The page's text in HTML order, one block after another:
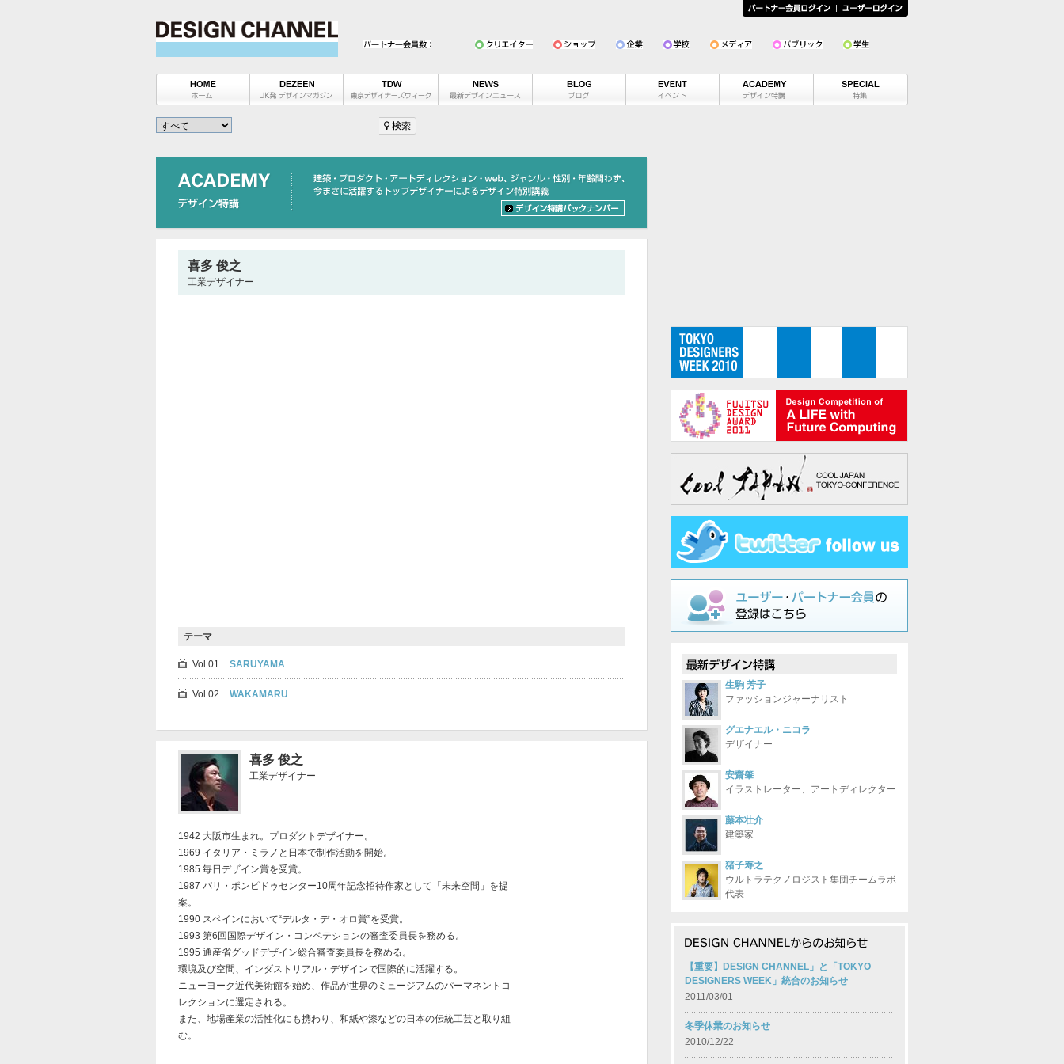
喜多 俊之
工業デザイナー
テーマ
Vol.01 SARUYAMA
Vol.02 WAKAMARU
喜多 俊之
工業デザイナー
1942 大阪市生まれ。プロダクトデザイナー。
1969 イタリア・ミラノと日本で制作活動を開始。
1985 毎日デザイン賞を受賞。
1987 パリ・ポンピドゥセンター10周年記念招待作家として「未来空間」を提
案。
1990 スペインにおいて“デルタ・デ・オロ賞”を受賞。
1993 第6回国際デザイン・コンペテションの審査委員長を務める。
1995 通産省グッドデザイン総合審査委員長を務める。
環境及び空間、インダストリアル・デザインで国際的に活躍する。
ニューヨーク近代美術館を始め、作品が世界のミュージアムのパーマネントコ
レクションに選定される。
また、地場産業の活性化にも携わり、和紙や漆などの日本の伝統工芸と取り組
む。
生駒 芳子
ファッションジャーナリスト
グエナエル・ニコラ
デザイナー
安齋肇
イラストレーター、アートディレクター
藤本壮介
建築家
猪子寿之
ウルトラテクノロジスト集団チームラボ
代表
【重要】DESIGN CHANNEL」と「TOKYO
DESIGNERS WEEK」統合のお知らせ
2011/03/01
冬季休業のお知らせ
2010/12/22